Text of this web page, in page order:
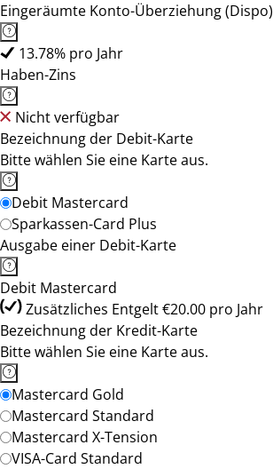
Eingeräumte Konto-Überziehung (Dispo)
13.78% pro Jahr
Haben-Zins
Nicht verfügbar
Bezeichnung der Debit-Karte
Bitte wählen Sie eine Karte aus.
Debit Mastercard
Sparkassen-Card Plus
Ausgabe einer Debit-Karte
Debit Mastercard
Zusätzliches Entgelt €20.00 pro Jahr
Bezeichnung der Kredit-Karte
Bitte wählen Sie eine Karte aus.
Mastercard Gold
Mastercard Standard
Mastercard X-Tension
VISA-Card Standard